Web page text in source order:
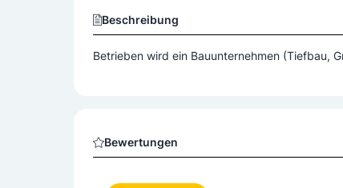
Beschreibung
Betrieben wird ein Bauunternehmen (Tiefbau,
Bewertungen